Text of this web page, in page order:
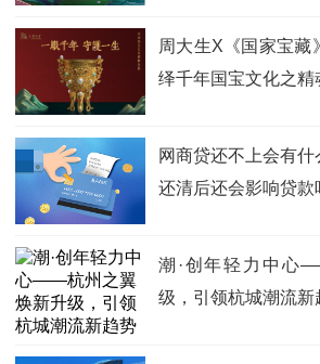
周大生X《国家宝藏
绎千年国宝文化之精
网商贷还不上会有
还清后还会影响贷款
潮·创年轻力中心
级，引领杭城潮流新